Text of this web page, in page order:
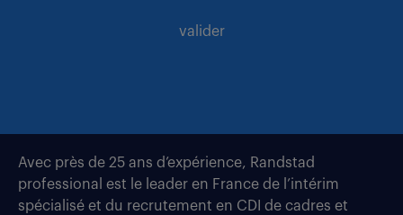
valider
Avec près de 25 ans d’expérience, Randstad
professional est le leader en France de l’intérim
spécialisé et du recrutement en CDI de cadres et